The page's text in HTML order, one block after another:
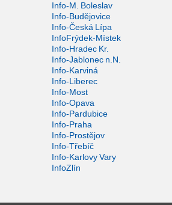
Info-M. Boleslav
Info-Budějovice
Info-Česká Lípa
InfoFrýdek-Místek
Info-Hradec Kr.
Info-Jablonec n.N.
Info-Karviná
Info-Liberec
Info-Most
Info-Opava
Info-Pardubice
Info-Praha
Info-Prostějov
Info-Třebíč
Info-Karlovy Vary
InfoZlín